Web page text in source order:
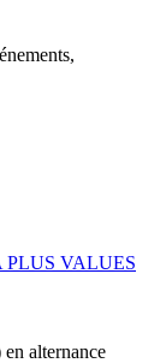
PLUS VALUES
alternance